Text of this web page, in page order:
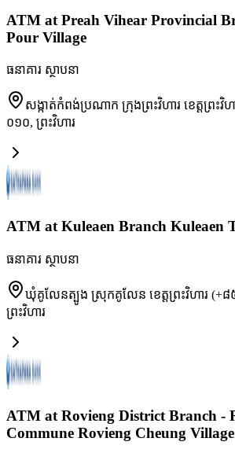
ATM at Preah Vihear Provincial
Pour Village
ធនាគារ ស្ថាបនា
សង្កាត់កំពង់ប្រណាក ក្រុងព្រះវិហារ ខេត្តព្រះ
០១០, ព្រះវិហារ
ATM at Kuleaen Branch Kuleaen
ធនាគារ ស្ថាបនា
ឃុំគូលែនត្បូង ស្រុកគូលែន ខេត្តព្រះវិហារ
ព្រះវិហារ
ATM at Rovieng District Branch -
Commune Rovieng Cheung Village